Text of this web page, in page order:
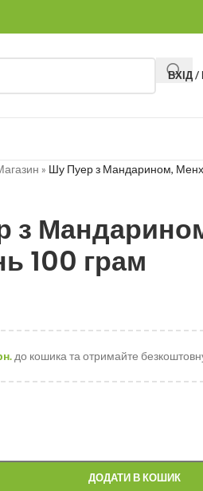
ВХІД /
» Шу Пуер з Мандарином,
з
100 грам
до кошика та отримайте
ДОДАТИ В КОШИК